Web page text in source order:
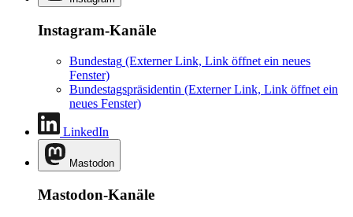
Instagram-Kanäle
Bundestag (Externer Link, Link öffnet ein neues
Fenster)
Bundestagspräsidentin (Externer Link, Link öffnet ein
neues Fenster)
LinkedIn
Mastodon
Mastodon-Kanäle